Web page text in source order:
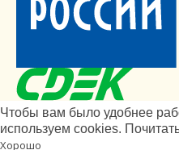
Чтобы вам было удобнее
используем cookies.
Хорошо